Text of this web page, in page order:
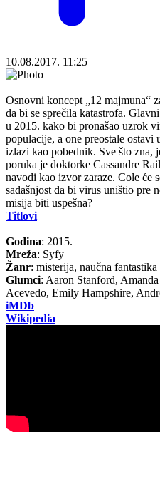
10.08.2017. 11:25
Osnovni koncept „12 majmuna“
da bi se sprečila katastrofa.
u 2015. kako bi pronašao uzrok
populacije, a one preostale
izlazi kao pobednik. Sve što zna,
poruka je doktorke Cassandre
navodi kao izvor zaraze. Cole će
sadašnjost da bi virus uništio pre
misija biti uspešna?
Titlovi
Godina: 2015.
Mreža: Syfy
Žanr: misterija, naučna fantastika
Glumci: Aaron Stanford,
Acevedo, Emily Hampshire,
iMDb
Wikipedia